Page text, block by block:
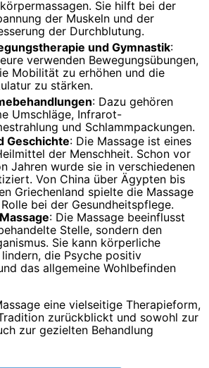
Sie hilft bei der
der Muskeln und der
der Durchblutung.
und Gymnastik:
verwenden Bewegungsübungen,
Mobilität zu erhöhen und die
zu stärken.
: Dazu gehören
Umschläge, Infrarot-
und Schlammpackungen.
Geschichte: Die Massage ist eines
der Menschheit. Schon vor
Jahren wurde sie in verschiedenen
Von China über Ägypten bis
Griechenland spielte die Massage
bei der Gesundheitspflege.
: Die Massage beeinflusst
Stelle, sondern den
Sie kann körperliche
die Psyche positiv
das allgemeine Wohlbefinden
eine vielseitige Therapieform,
zurückblickt und sowohl zur
zur gezielten Behandlung